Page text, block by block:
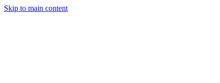
Skip to main content